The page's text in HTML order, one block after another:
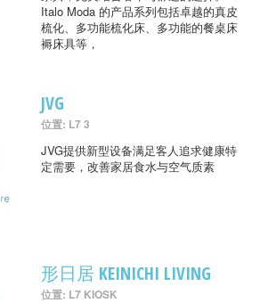
Italo Moda 的产品系列包括卓越的真皮
梳化、多功能梳化床、多功能的餐桌床
褥床具等，
JVG
位置: L7 3
JVG提供新型设备满足客人追求健康特
定需要，改善家居食水与空气质素
形日居 KEINICHI LIVING
位置: L7 KIOSK